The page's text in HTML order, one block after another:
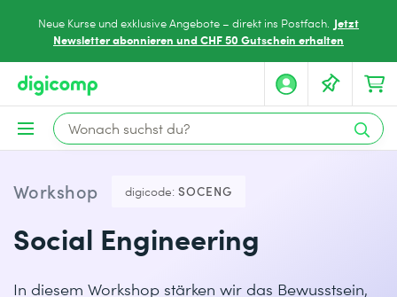
Neue Kurse und exklusive Angebote – direkt ins Postfach. Jetzt
Newsletter abonnieren und CHF 50 Gutschein erhalten
Workshop digicode: SOCENG
Social Engineering
In diesem Workshop stärken wir das Bewusstsein,